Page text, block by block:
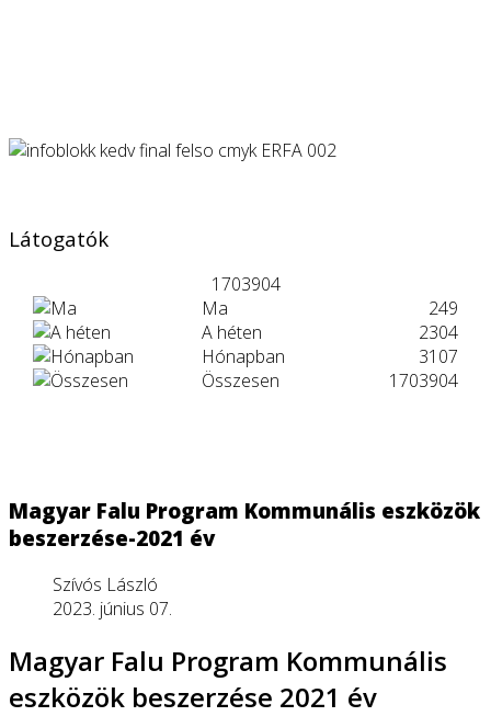
Látogatók
1703904
Ma
249
A héten
2304
Hónapban
3107
Összesen
1703904
Magyar Falu Program Kommunális eszközök
beszerzése-2021 év
Szívós László
2023. június 07.
Magyar Falu Program Kommunális
eszközök beszerzése 2021 év